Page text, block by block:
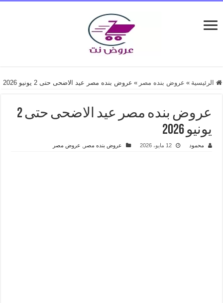
الرئيسية » عروض بنده مصر » عروض بنده مصر عيد الاضحى حتى 2 يونيو 2026
عروض بنده مصر عيد الاضحى حتى 2
يونيو 2026
محمود 12 مايو، 2026 عروض بنده مصر عروض مصر